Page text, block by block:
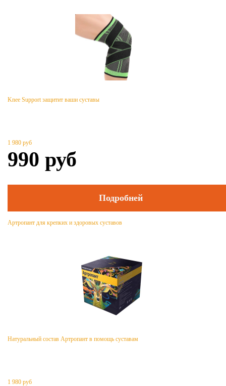
Knee Support защитит ваши суставы
1 980 руб
990 руб
Подробней
Артропант для крепких и здоровых суставов
Натуральный состав Артропант в помощь суставам
1 980 руб